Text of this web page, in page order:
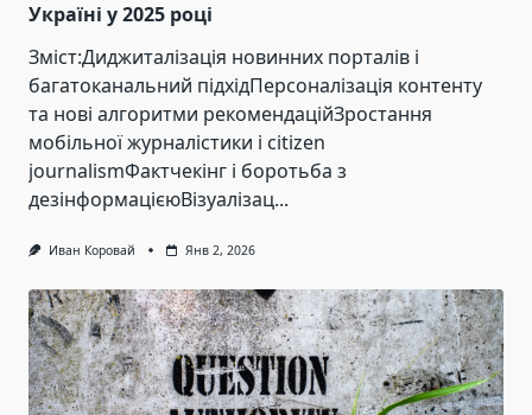
Україні у 2025 році
Зміст:Диджиталізація новинних порталів і
багатоканальний підхідПерсоналізація контенту
та нові алгоритми рекомендаційЗростання
мобільної журналістики і citizen
journalismФактчекінг і боротьба з
дезінформацієюВізуалізац...
Иван Коровай Янв 2, 2026